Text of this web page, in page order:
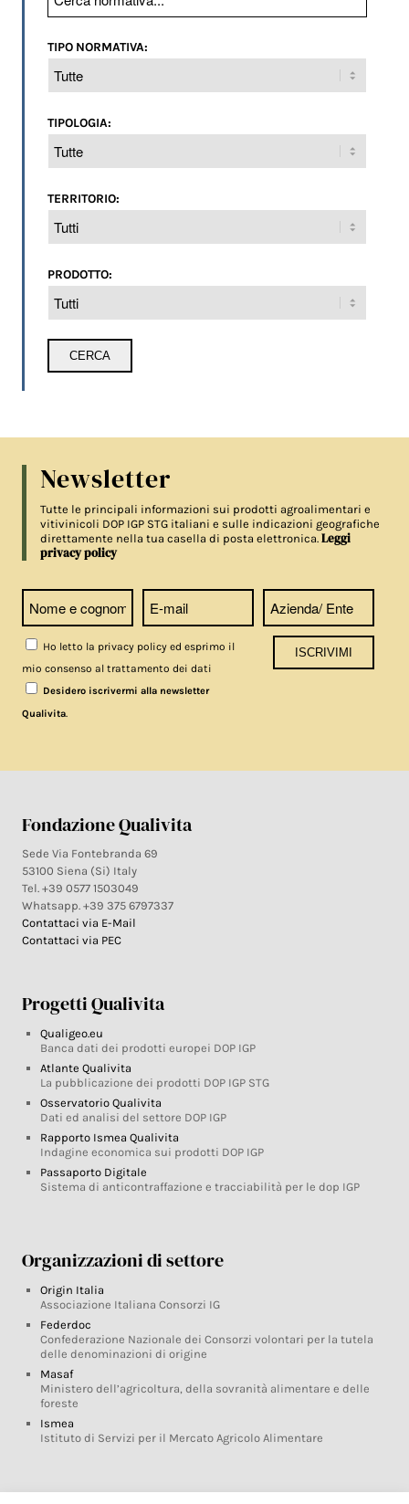
TIPO NORMATIVA:
TIPOLOGIA:
TERRITORIO:
PRODOTTO:
Newsletter
Tutte le principali informazioni sui prodotti agroalimentari e
vitivinicoli DOP IGP STG italiani e sulle indicazioni geografiche
direttamente nella tua casella di posta elettronica.Leggi
privacy policy
Ho letto la privacy policy ed esprimo il
mio consenso al trattamento dei dati
Desidero iscrivermi alla newsletter
Qualivita.
Fondazione Qualivita
Sede Via Fontebranda 69
53100 Siena (Si) Italy
Tel. +39 0577 1503049
Whatsapp. +39 375 6797337
Contattaci via E-Mail
Contattaci via PEC
Progetti Qualivita
Qualigeo.eu
Banca dati dei prodotti europei DOP IGP
Atlante Qualivita
La pubblicazione dei prodotti DOP IGP STG
Osservatorio Qualivita
Dati ed analisi del settore DOP IGP
Rapporto Ismea Qualivita
Indagine economica sui prodotti DOP IGP
Passaporto Digitale
Sistema di anticontraffazione e tracciabilità per le dop IGP
Organizzazioni di settore
Origin Italia
Associazione Italiana Consorzi IG
Federdoc
Confederazione Nazionale dei Consorzi volontari per la tutela
delle denominazioni di origine
Masaf
Ministero dell’agricoltura, della sovranità alimentare e delle
foreste
Ismea
Istituto di Servizi per il Mercato Agricolo Alimentare